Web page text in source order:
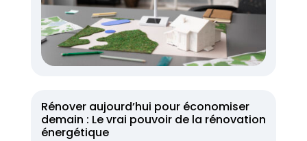
Rénover aujourd’hui pour économiser
demain : Le vrai pouvoir de la rénovation
énergétique